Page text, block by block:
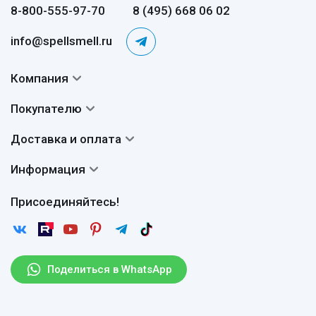
8-800-555-97-70 8 (495) 668 06 02
info@spellsmell.ru
Поделиться в WhatsApp
Присоединяйтесь!
Компания
Авторы
Сертификаты
Покупателю
Вопросы и ответы
Отзывы
Статьи
Рассылка
Доставка и оплата
Доставка
Возврат
Информация
Пользовательское соглашение
Защита персональных данных
Правила продажи товаров (Постановление Правительства